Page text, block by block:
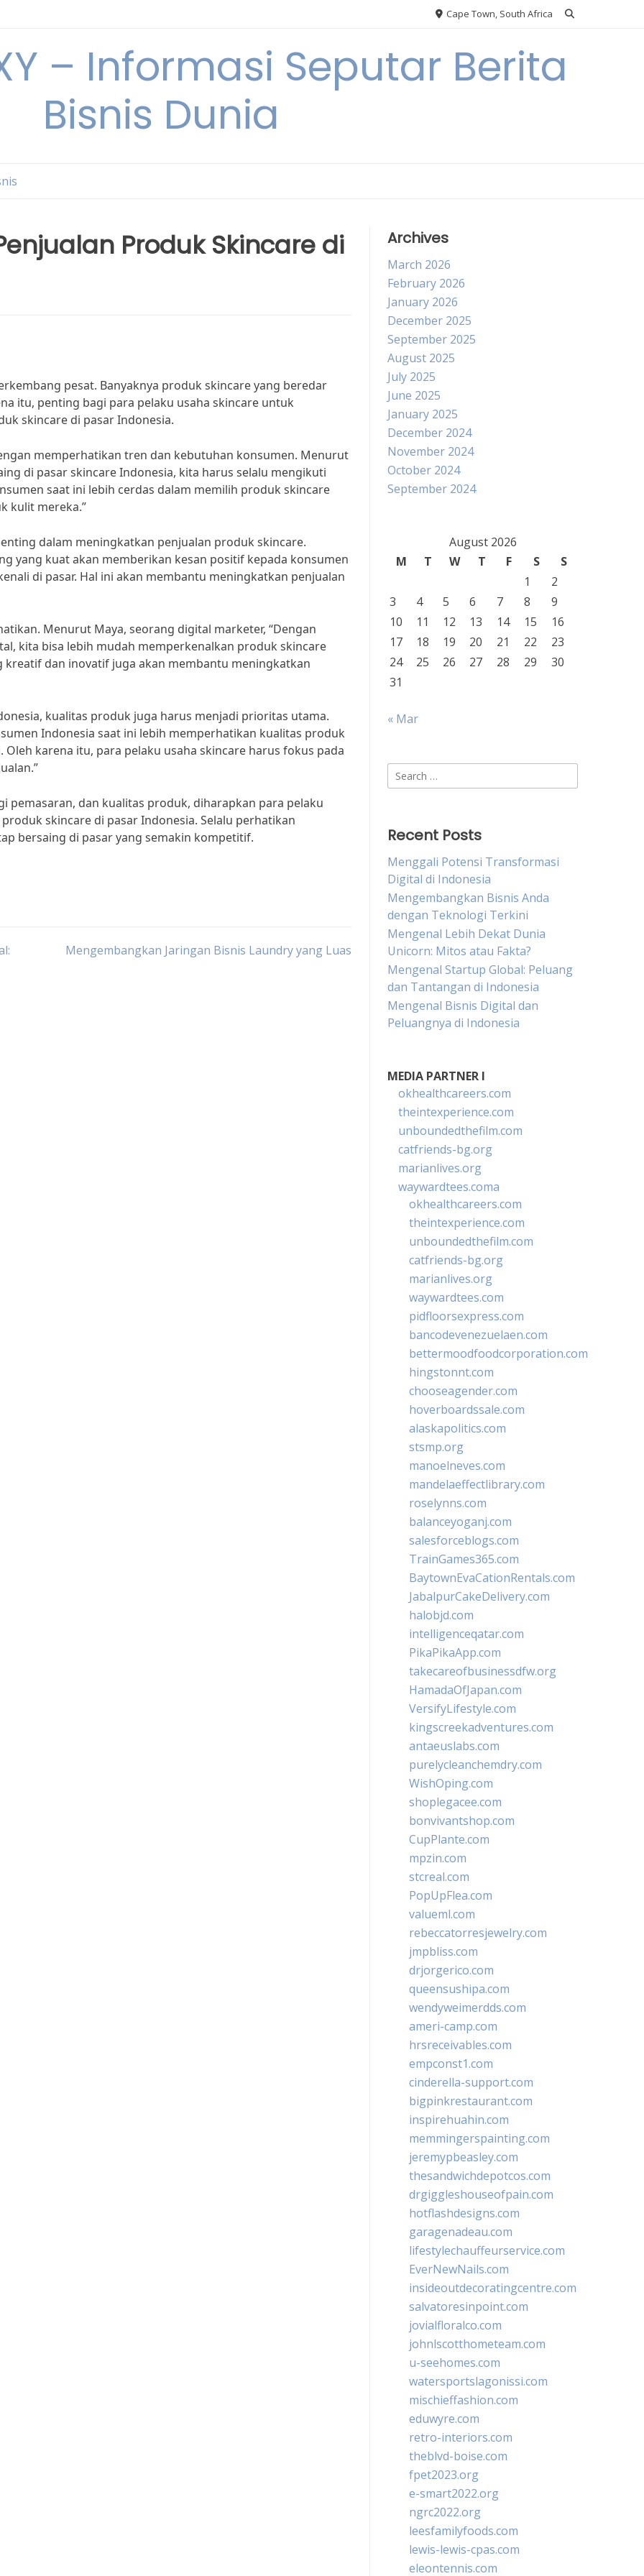
Cape Town, South Africa
– Informasi Seputar Berita
Bisnis Dunia
Produk Skincare di
pesat. Banyaknya produk skincare yang beredar
itu, penting bagi para pelaku usaha skincare untuk
skincare di pasar Indonesia.
memperhatikan tren dan kebutuhan konsumen. Menurut
di pasar skincare Indonesia, kita harus selalu mengikuti
saat ini lebih cerdas dalam memilih produk skincare
kulit mereka.”
dalam meningkatkan penjualan produk skincare.
yang kuat akan memberikan kesan positif kepada konsumen
di pasar. Hal ini akan membantu meningkatkan penjualan
Menurut Maya, seorang digital marketer, “Dengan
kita bisa lebih mudah memperkenalkan produk skincare
kreatif dan inovatif juga akan membantu meningkatkan
kualitas produk juga harus menjadi prioritas utama.
Indonesia saat ini lebih memperhatikan kualitas produk
karena itu, para pelaku usaha skincare harus fokus pada
dan kualitas produk, diharapkan para pelaku
skincare di pasar Indonesia. Selalu perhatikan
bersaing di pasar yang semakin kompetitif.
Mengembangkan Jaringan Bisnis Laundry yang Luas
Archives
March 2026
February 2026
January 2026
December 2025
September 2025
August 2025
July 2025
June 2025
January 2025
December 2024
November 2024
October 2024
September 2024
August 2026
M
T W T F S
S
1
2
3
4 5 6 7 8
9
10
11 12 13 14 15
16
17
18 19 20 21 22
23
24
25 26 27 28 29
30
31
« Mar
Search
for:
Recent Posts
Menggali Potensi Transformasi
Digital di Indonesia
Mengembangkan Bisnis Anda
dengan Teknologi Terkini
Mengenal Lebih Dekat Dunia
Unicorn: Mitos atau Fakta?
Mengenal Startup Global: Peluang
dan Tantangan di Indonesia
Mengenal Bisnis Digital dan
Peluangnya di Indonesia
MEDIA PARTNER I
okhealthcareers.com
theintexperience.com
unboundedthefilm.com
catfriends-bg.org
marianlives.org
waywardtees.coma
okhealthcareers.com
theintexperience.com
unboundedthefilm.com
catfriends-bg.org
marianlives.org
waywardtees.com
pidfloorsexpress.com
bancodevenezuelaen.com
bettermoodfoodcorporation.com
hingstonnt.com
chooseagender.com
hoverboardssale.com
alaskapolitics.com
stsmp.org
manoelneves.com
mandelaeffectlibrary.com
roselynns.com
balanceyoganj.com
salesforceblogs.com
TrainGames365.com
BaytownEvaCationRentals.com
JabalpurCakeDelivery.com
halobjd.com
intelligenceqatar.com
PikaPikaApp.com
takecareofbusinessdfw.org
HamadaOfJapan.com
VersifyLifestyle.com
kingscreekadventures.com
antaeuslabs.com
purelycleanchemdry.com
WishOping.com
shoplegacee.com
bonvivantshop.com
CupPlante.com
mpzin.com
stcreal.com
PopUpFlea.com
valueml.com
rebeccatorresjewelry.com
jmpbliss.com
drjorgerico.com
queensushipa.com
wendyweimerdds.com
ameri-camp.com
hrsreceivables.com
empconst1.com
cinderella-support.com
bigpinkrestaurant.com
inspirehuahin.com
memmingerspainting.com
jeremypbeasley.com
thesandwichdepotcos.com
drgiggleshouseofpain.com
hotflashdesigns.com
garagenadeau.com
lifestylechauffeurservice.com
EverNewNails.com
insideoutdecoratingcentre.com
salvatoresinpoint.com
jovialfloralco.com
johnlscotthometeam.com
u-seehomes.com
watersportslagonissi.com
mischieffashion.com
eduwyre.com
retro-interiors.com
theblvd-boise.com
fpet2023.org
e-smart2022.org
ngrc2022.org
leesfamilyfoods.com
lewis-lewis-cpas.com
eleontennis.com